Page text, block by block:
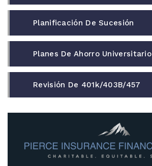
Planificación De Sucesión
Planes De Ahorro Universitario
Revisión De 401k/403B/457